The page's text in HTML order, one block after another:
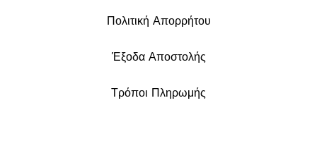
Πολιτική Απορρήτου
Έξοδα Αποστολής
Τρόποι Πληρωμής